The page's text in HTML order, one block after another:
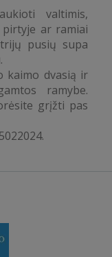
valtimis,
pirtyje ar ramiai
pusių supa
kaimo dvasią ir
ramybe.
grįžti pas